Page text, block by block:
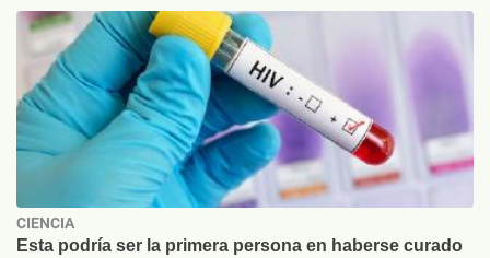
CIENCIA
Esta podría ser la primera persona en haberse curado